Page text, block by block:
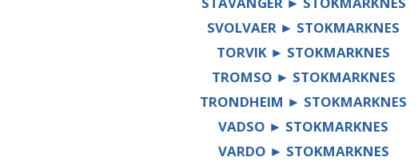
SVOLVAER ► STOKMARKNES
TORVIK ► STOKMARKNES
TROMSO ► STOKMARKNES
TRONDHEIM ► STOKMARKNES
VADSO ► STOKMARKNES
VARDO ► STOKMARKNES